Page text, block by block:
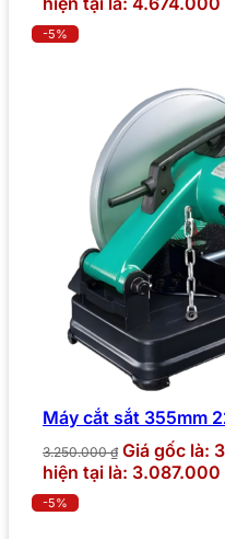
-5%
Máy cắt sắt 355mm
3.250.000₫ Giá gốc là:
hiện tại là: 3.087.000
-5%